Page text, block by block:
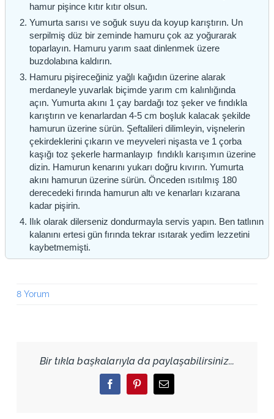
hamur pişince kıtır kıtır olsun.
Yumurta sarısı ve soğuk suyu da koyup karıştırın. Un
serpilmiş düz bir zeminde hamuru çok az yoğurarak
toparlayın. Hamuru yarım saat dinlenmek üzere
buzdolabına kaldırın.
Hamuru pişireceğiniz yağlı kağıdın üzerine alarak
merdaneyle yuvarlak biçimde yarım cm kalınlığında
açın. Yumurta akını 1 çay bardağı toz şeker ve fındıkla
karıştırın ve kenarlardan 4-5 cm boşluk kalacak şekilde
hamurun üzerine sürün. Şeftalileri dilimleyin, vişnelerin
çekirdeklerini çıkarın ve meyveleri nişasta ve 1 çorba
kaşığı toz şekerle harmanlayıp fındıklı karışımın üzerine
dizin. Hamurun kenarını yukarı doğru kıvırın. Yumurta
akını hamurun üzerine sürün. Önceden ısıtılmış 180
derecedeki fırında hamurun altı ve kenarları kızarana
kadar pişirin.
Ilık olarak dilerseniz dondurmayla servis yapın. Ben tatlının
kalanını ertesi gün fırında tekrar ısıtarak yedim lezzetini
kaybetmemişti.
8 Yorum
Bir tıkla başkalarıyla da paylaşabilirsiniz...
FacebookPinterestEmail